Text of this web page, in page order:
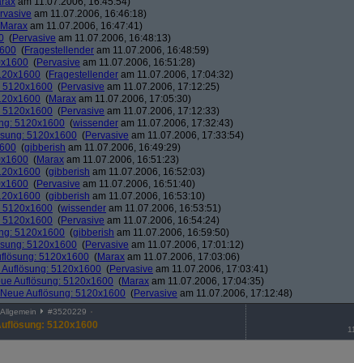
am 11.07.2006, 16:46:18)
Marax am 11.07.2006, 16:47:41)
(Pervasive am 11.07.2006, 16:48:13)
(Fragestellender am 11.07.2006, 16:48:59)
(Pervasive am 11.07.2006, 16:51:28)
(Fragestellender am 11.07.2006, 17:04:32)
5120x1600 (Pervasive am 11.07.2006, 17:12:25)
(Marax am 11.07.2006, 17:05:30)
5120x1600 (Pervasive am 11.07.2006, 17:12:33)
5120x1600 (wissender am 11.07.2006, 17:32:43)
5120x1600 (Pervasive am 11.07.2006, 17:33:54)
(gibberish am 11.07.2006, 16:49:29)
(Marax am 11.07.2006, 16:51:23)
(gibberish am 11.07.2006, 16:52:03)
(Pervasive am 11.07.2006, 16:51:40)
(gibberish am 11.07.2006, 16:53:10)
5120x1600 (wissender am 11.07.2006, 16:53:51)
5120x1600 (Pervasive am 11.07.2006, 16:54:24)
5120x1600 (gibberish am 11.07.2006, 16:59:50)
5120x1600 (Pervasive am 11.07.2006, 17:01:12)
5120x1600 (Marax am 11.07.2006, 17:03:06)
Auflösung: 5120x1600 (Pervasive am 11.07.2006, 17:03:41)
Auflösung: 5120x1600 (Marax am 11.07.2006, 17:04:35)
Auflösung: 5120x1600 (Pervasive am 11.07.2006, 17:12:48)
#3520229
5120x1600